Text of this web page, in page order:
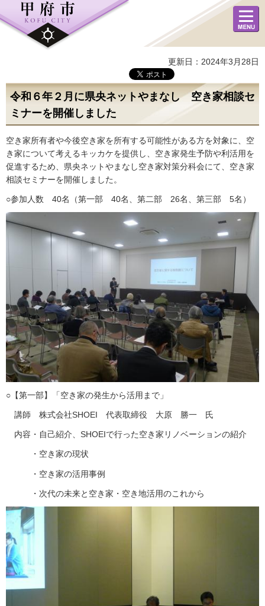
メニュ
ー
更新日：2024年3月28日
令和６年２月に県央ネットやまなし 空き家相談セ
ミナーを開催しました
空き家所有者や今後空き家を所有する可能性がある方を対象に、空
き家について考えるキッカケを提供し、空き家発生予防や利活用を
促進するため、県央ネットやまなし空き家対策分科会にて、空き家
相談セミナーを開催しました。
○参加人数 40名（第一部 40名、第二部 26名、第三部 5名）
○【第一部】「空き家の発生から活用まで」
講師 株式会社SHOEI 代表取締役 大原 勝一 氏
内容・自己紹介、SHOEIで行った空き家リノベーションの紹介
・空き家の現状
・空き家の活用事例
・次代の未来と空き家・空き地活用のこれから